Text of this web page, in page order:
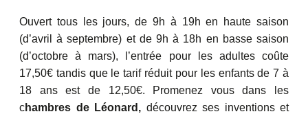
Ouvert tous les jours, de 9h à 19h en haute saison
(d’avril à septembre) et de 9h à 18h en basse saison
(d’octobre à mars), l’entrée pour les adultes coûte
17,50€ tandis que le tarif réduit pour les enfants de 7 à
18 ans est de 12,50€. Promenez vous dans les
chambres de Léonard, découvrez ses inventions et